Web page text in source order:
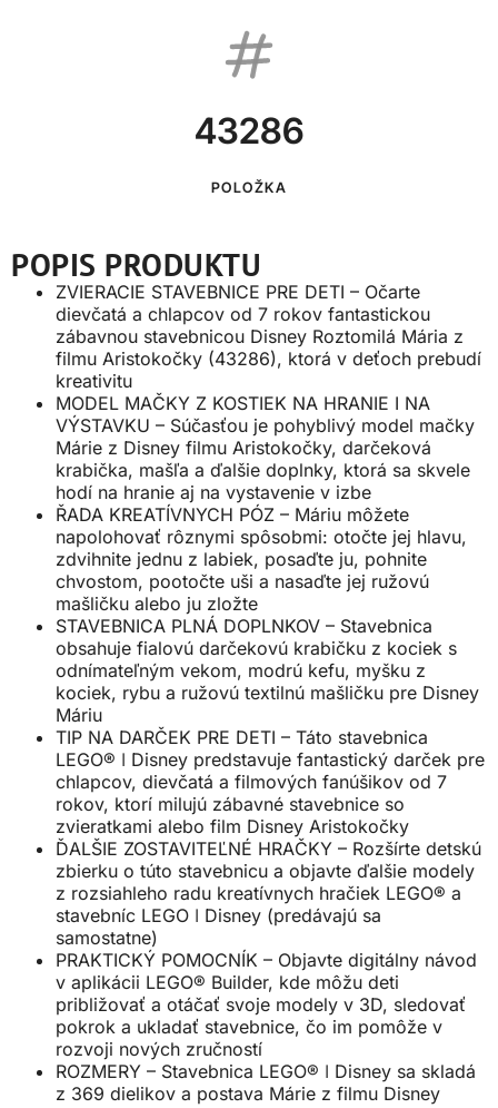
43286
POLOŽKA
POPIS PRODUKTU
ZVIERACIE STAVEBNICE PRE DETI – Očarte
dievčatá a chlapcov od 7 rokov fantastickou
zábavnou stavebnicou Disney Roztomilá Mária z
filmu Aristokočky (43286), ktorá v deťoch prebudí
kreativitu
MODEL MAČKY Z KOSTIEK NA HRANIE I NA
VÝSTAVKU – Súčasťou je pohyblivý model mačky
Márie z Disney filmu Aristokočky, darčeková
krabička, mašľa a ďalšie doplnky, ktorá sa skvele
hodí na hranie aj na vystavenie v izbe
ŘADA KREATÍVNYCH PÓZ – Máriu môžete
napolohovať rôznymi spôsobmi: otočte jej hlavu,
zdvihnite jednu z labiek, posaďte ju, pohnite
chvostom, pootočte uši a nasaďte jej ružovú
mašličku alebo ju zložte
STAVEBNICA PLNÁ DOPLNKOV – Stavebnica
obsahuje fialovú darčekovú krabičku z kociek s
odnímateľným vekom, modrú kefu, myšku z
kociek, rybu a ružovú textilnú mašličku pre Disney
Máriu
TIP NA DARČEK PRE DETI – Táto stavebnica
LEGO® ǀ Disney predstavuje fantastický darček pre
chlapcov, dievčatá a filmových fanúšikov od 7
rokov, ktorí milujú zábavné stavebnice so
zvieratkami alebo film Disney Aristokočky
ĎALŠIE ZOSTAVITEĽNÉ HRAČKY – Rozšírte detskú
zbierku o túto stavebnicu a objavte ďalšie modely
z rozsiahleho radu kreatívnych hračiek LEGO® a
stavebníc LEGO ǀ Disney (predávajú sa
samostatne)
PRAKTICKÝ POMOCNÍK – Objavte digitálny návod
v aplikácii LEGO® Builder, kde môžu deti
približovať a otáčať svoje modely v 3D, sledovať
pokrok a ukladať stavebnice, čo im pomôže v
rozvoji nových zručností
ROZMERY – Stavebnica LEGO® ǀ Disney sa skladá
z 369 dielikov a postava Márie z filmu Disney